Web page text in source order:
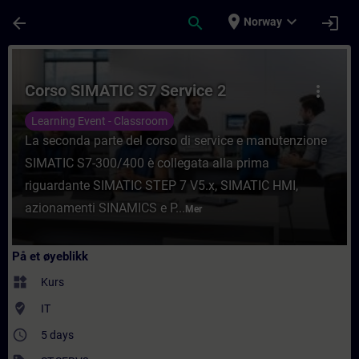
arrow_back search place Norway expand_more login
Kurs - Corso SIMATIC S7 Service 2 -
more_vert
Corso SIMATIC S7 Service 2
Learning Event - Classroom
La seconda parte del corso di service e manutenzione
SIMATIC S7-300/400 è collegata alla prima
riguardante SIMATIC STEP 7 V5.x, SIMATIC HMI,
azionamenti SINAMICS e P... Mer
På et øyeblikk
widgets Kurs
where_to_vote IT
access_time 5 days